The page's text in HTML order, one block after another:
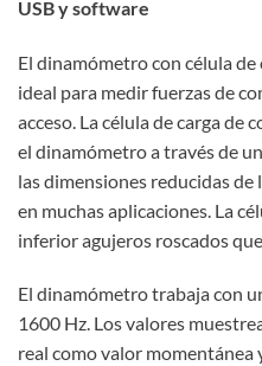
USB y software
El dinamómetro con célula
ideal para medir fuerzas de
acceso. La célula de carga de
el dinamómetro a través de
las dimensiones reducidas de
en muchas aplicaciones. La
inferior agujeros roscados
El dinamómetro trabaja con
1600 Hz. Los valores
real como valor momentánea